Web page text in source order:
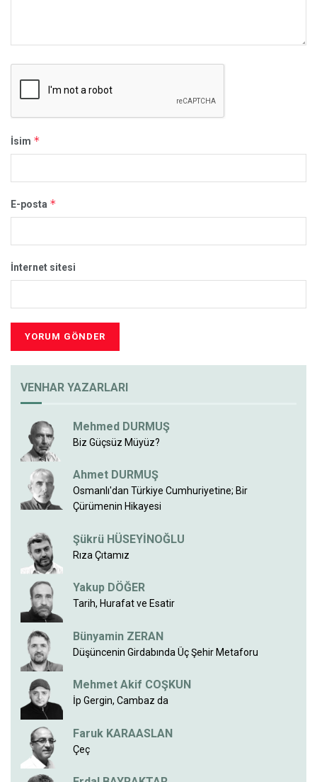
İsim *
E-posta *
İnternet sitesi
VENHAR YAZARLARI
Mehmed DURMUŞ
Biz Güçsüz Müyüz?
Ahmet DURMUŞ
Osmanlı'dan Türkiye Cumhuriyetine; Bir
Çürümenin Hikayesi
Şükrü HÜSEYİNOĞLU
Rıza Çıtamız
Yakup DÖĞER
Tarih, Hurafat ve Esatir
Bünyamin ZERAN
Düşüncenin Girdabında Üç Şehir Metaforu
Mehmet Akif COŞKUN
İp Gergin, Cambaz da
Faruk KARAASLAN
Çeç